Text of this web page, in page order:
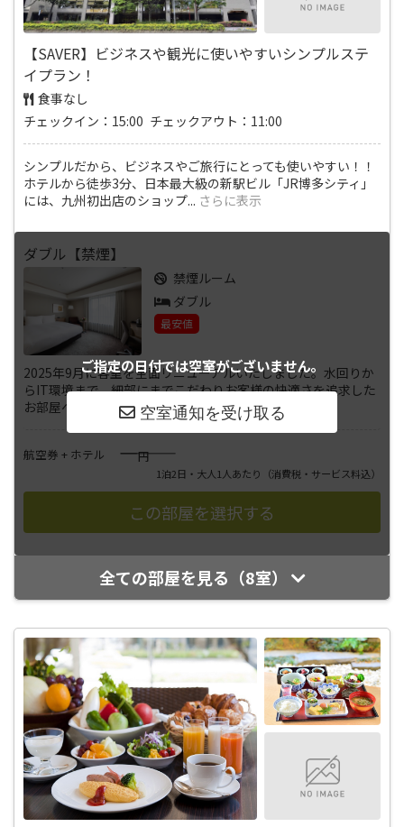
【SAVER】ビジネスや観光に使いやすいシンプルステ
イプラン！
食事なし
チェックイン：15:00 チェックアウト：11:00
シンプルだから、ビジネスやご旅行にとっても使いやすい！！
ホテルから徒歩3分、日本最大級の新駅ビル「JR博多シティ」
には、九州初出店のショップ... さらに表示
ご指定の日付では空室がございません。
ダブル【禁煙】
禁煙ルーム
ダブル
最安値
2025年9月に客室を全面リニューアルいたしました。水回りか
らIT環境まで、細部にまでこだわりお客様の快適さを追求した
お部屋へと生まれ変わり...さらに表示
航空券 + ホテル ――――円
1泊2日・大人1人あたり （消費税・サービス料込）
全ての部屋を見る（8室）